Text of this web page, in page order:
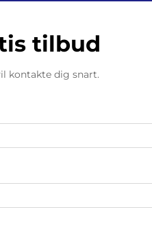
tilbud
kontakte dig snart.